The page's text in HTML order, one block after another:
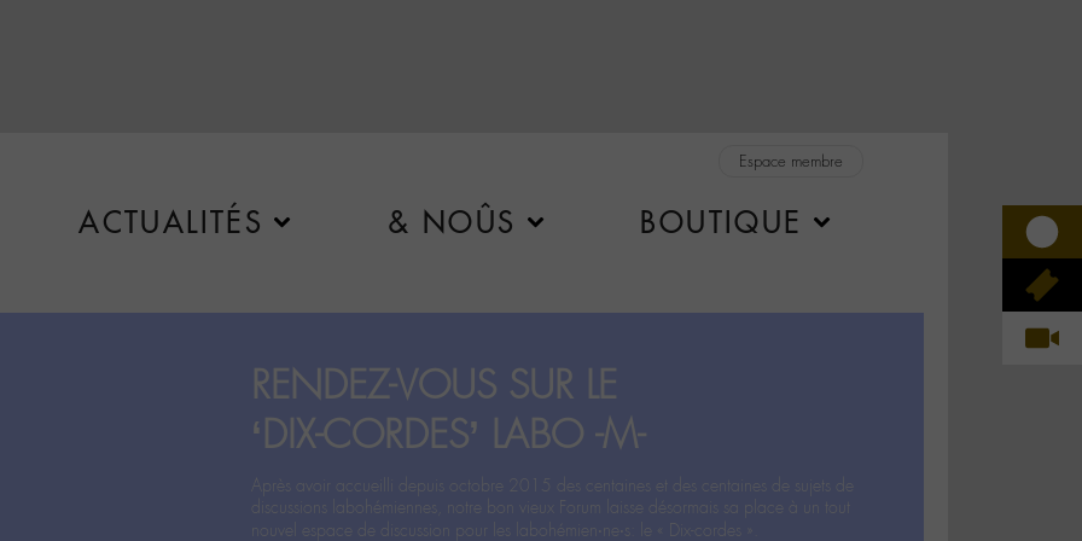
Espace membre
ACTUALITÉS & NOÛS BOUTIQUE
RENDEZ-VOUS SUR LE
‘DIX-CORDES’ LABO -M-
Après avoir accueilli depuis octobre 2015 des centaines et des centaines de sujets de
discussions labohémiennes, notre bon vieux Forum laisse désormais sa place à un tout
nouvel espace de discussion pour les labohémien‧ne‧s: le « Dix-cordes ».